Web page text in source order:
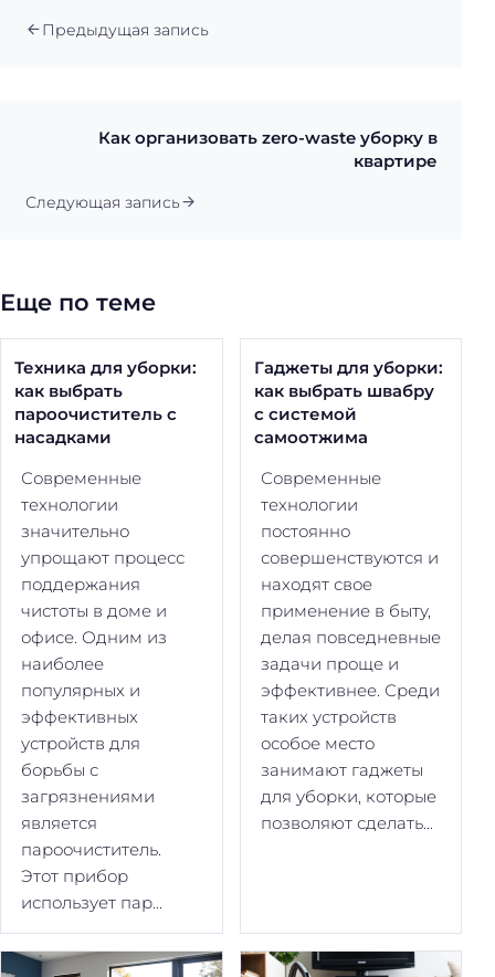
Предыдущая запись
Как организовать zero-waste уборку в
квартире
Следующая запись
Еще по теме
Техника для уборки:
как выбрать
пароочиститель с
насадками
Современные
технологии
значительно
упрощают процесс
поддержания
чистоты в доме и
офисе. Одним из
наиболее
популярных и
эффективных
устройств для
борьбы с
загрязнениями
является
пароочиститель.
Этот прибор
использует пар...
Гаджеты для уборки:
как выбрать швабру
с системой
самоотжима
Современные
технологии
постоянно
совершенствуются и
находят свое
применение в быту,
делая повседневные
задачи проще и
эффективнее. Среди
таких устройств
особое место
занимают гаджеты
для уборки, которые
позволяют сделать...